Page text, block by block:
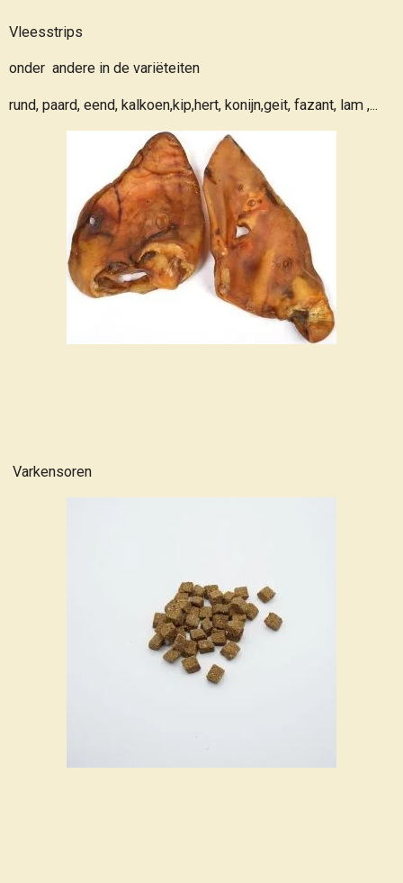
Vleesstrips
onder andere in de variëteiten
rund, paard, eend, kalkoen,kip,hert, konijn,geit, fazant, lam ,...
Varkensoren